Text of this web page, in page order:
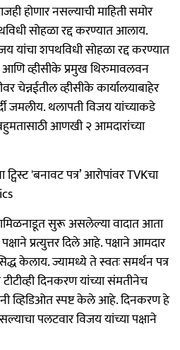
होणार नसल्याची माहिती समोर
सोहळा रद्द करण्यात आलाय.
यांचा शपथविधी सोहळा रद्द करण्यात
व्हीसीके प्रमुख थिरुमावलवन
चेन्नईतील व्हीसीके कार्यालयाबाहेर
जमलीय. थलापती विजय यांच्याकडे
आणखी २ आमदारांच्या
'बनावट पत्र’ आरोपांवर TVKचा
सुरू असलेल्या वादात आता
प्रत्युत्तर दिले आहे. पक्षाने आमदार
केलाय. ज्यामध्ये ते स्वतः समर्थन पत्र
टीटीव्ही दिनकरण यांच्या संमतीनेच
व्हिडिओत स्पष्ट केले आहे. दिनकरण हे
पलटवार विजय यांच्या पक्षाने